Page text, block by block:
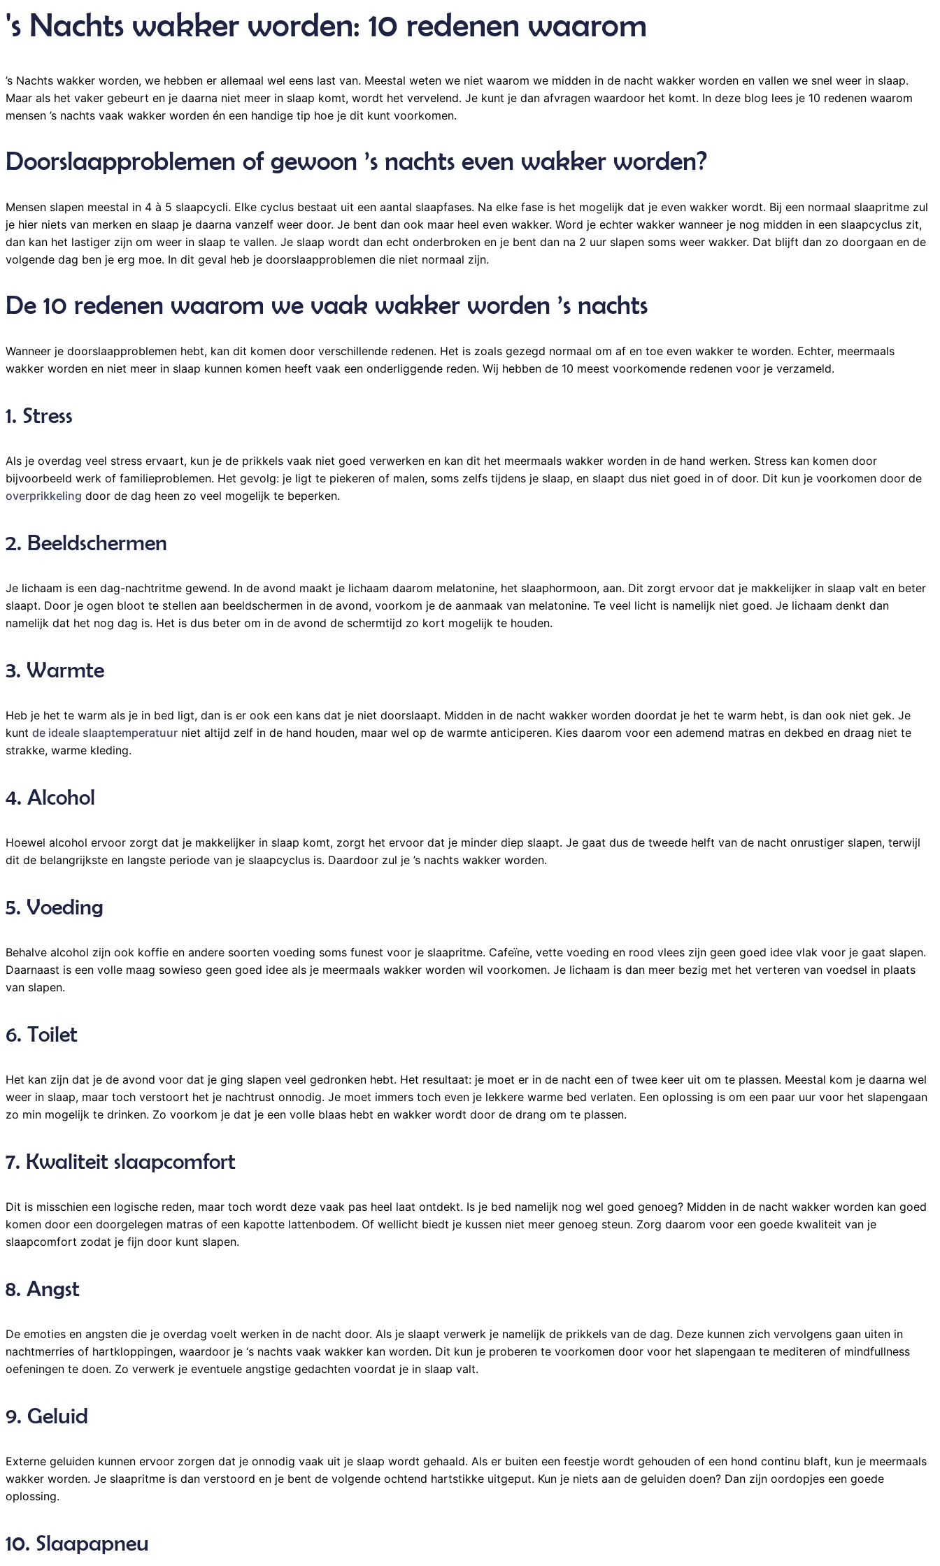
's Nachts wakker worden: 10 redenen waarom
’s Nachts wakker worden, we hebben er allemaal wel eens last van. Meestal weten we niet waarom we midden in de nacht wakker worden en vallen we snel weer in slaap.
Maar als het vaker gebeurt en je daarna niet meer in slaap komt, wordt het vervelend. Je kunt je dan afvragen waardoor het komt. In deze blog lees je 10 redenen waarom
mensen ’s nachts vaak wakker worden én een handige tip hoe je dit kunt voorkomen.
Doorslaapproblemen of gewoon ’s nachts even wakker worden?
Mensen slapen meestal in 4 à 5 slaapcycli. Elke cyclus bestaat uit een aantal slaapfases. Na elke fase is het mogelijk dat je even wakker wordt. Bij een normaal slaapritme zul
je hier niets van merken en slaap je daarna vanzelf weer door. Je bent dan ook maar heel even wakker. Word je echter wakker wanneer je nog midden in een slaapcyclus zit,
dan kan het lastiger zijn om weer in slaap te vallen. Je slaap wordt dan echt onderbroken en je bent dan na 2 uur slapen soms weer wakker. Dat blijft dan zo doorgaan en de
volgende dag ben je erg moe. In dit geval heb je doorslaapproblemen die niet normaal zijn.
De 10 redenen waarom we vaak wakker worden ’s nachts
Wanneer je doorslaapproblemen hebt, kan dit komen door verschillende redenen. Het is zoals gezegd normaal om af en toe even wakker te worden. Echter, meermaals
wakker worden en niet meer in slaap kunnen komen heeft vaak een onderliggende reden. Wij hebben de 10 meest voorkomende redenen voor je verzameld.
1. Stress
Als je overdag veel stress ervaart, kun je de prikkels vaak niet goed verwerken en kan dit het meermaals wakker worden in de hand werken. Stress kan komen door
bijvoorbeeld werk of familieproblemen. Het gevolg: je ligt te piekeren of malen, soms zelfs tijdens je slaap, en slaapt dus niet goed in of door. Dit kun je voorkomen door de
overprikkeling door de dag heen zo veel mogelijk te beperken.
2. Beeldschermen
Je lichaam is een dag-nachtritme gewend. In de avond maakt je lichaam daarom melatonine, het slaaphormoon, aan. Dit zorgt ervoor dat je makkelijker in slaap valt en beter
slaapt. Door je ogen bloot te stellen aan beeldschermen in de avond, voorkom je de aanmaak van melatonine. Te veel licht is namelijk niet goed. Je lichaam denkt dan
namelijk dat het nog dag is. Het is dus beter om in de avond de schermtijd zo kort mogelijk te houden.
3. Warmte
Heb je het te warm als je in bed ligt, dan is er ook een kans dat je niet doorslaapt. Midden in de nacht wakker worden doordat je het te warm hebt, is dan ook niet gek. Je
kunt de ideale slaaptemperatuur niet altijd zelf in de hand houden, maar wel op de warmte anticiperen. Kies daarom voor een ademend matras en dekbed en draag niet te
strakke, warme kleding.
4. Alcohol
Hoewel alcohol ervoor zorgt dat je makkelijker in slaap komt, zorgt het ervoor dat je minder diep slaapt. Je gaat dus de tweede helft van de nacht onrustiger slapen, terwijl
dit de belangrijkste en langste periode van je slaapcyclus is. Daardoor zul je ’s nachts wakker worden.
5. Voeding
Behalve alcohol zijn ook koffie en andere soorten voeding soms funest voor je slaapritme. Cafeïne, vette voeding en rood vlees zijn geen goed idee vlak voor je gaat slapen.
Daarnaast is een volle maag sowieso geen goed idee als je meermaals wakker worden wil voorkomen. Je lichaam is dan meer bezig met het verteren van voedsel in plaats
van slapen.
6. Toilet
Het kan zijn dat je de avond voor dat je ging slapen veel gedronken hebt. Het resultaat: je moet er in de nacht een of twee keer uit om te plassen. Meestal kom je daarna wel
weer in slaap, maar toch verstoort het je nachtrust onnodig. Je moet immers toch even je lekkere warme bed verlaten. Een oplossing is om een paar uur voor het slapengaan
zo min mogelijk te drinken. Zo voorkom je dat je een volle blaas hebt en wakker wordt door de drang om te plassen.
7. Kwaliteit slaapcomfort
Dit is misschien een logische reden, maar toch wordt deze vaak pas heel laat ontdekt. Is je bed namelijk nog wel goed genoeg? Midden in de nacht wakker worden kan goed
komen door een doorgelegen matras of een kapotte lattenbodem. Of wellicht biedt je kussen niet meer genoeg steun. Zorg daarom voor een goede kwaliteit van je
slaapcomfort zodat je fijn door kunt slapen.
8. Angst
De emoties en angsten die je overdag voelt werken in de nacht door. Als je slaapt verwerk je namelijk de prikkels van de dag. Deze kunnen zich vervolgens gaan uiten in
nachtmerries of hartkloppingen, waardoor je ‘s nachts vaak wakker kan worden. Dit kun je proberen te voorkomen door voor het slapengaan te mediteren of mindfullness
oefeningen te doen. Zo verwerk je eventuele angstige gedachten voordat je in slaap valt.
9. Geluid
Externe geluiden kunnen ervoor zorgen dat je onnodig vaak uit je slaap wordt gehaald. Als er buiten een feestje wordt gehouden of een hond continu blaft, kun je meermaals
wakker worden. Je slaapritme is dan verstoord en je bent de volgende ochtend hartstikke uitgeput. Kun je niets aan de geluiden doen? Dan zijn oordopjes een goede
oplossing.
10. Slaapapneu